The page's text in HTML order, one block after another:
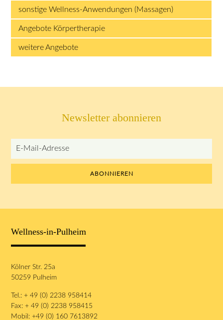
sonstige Wellness-Anwendungen (Massagen)
Angebote Körpertherapie
weitere Angebote
Newsletter abonnieren
E-
Mail-
ABONNIEREN
Wellness-in-Pulheim
Kölner Str. 25a
50259 Pulheim
Tel.: + 49 (0) 2238 958414
Fax: + 49 (0) 2238 958415
Mobil: +49 (0) 160 7613892